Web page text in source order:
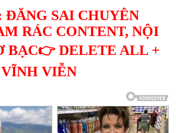
ĐĂNG SAI CHUYÊN
RÁC CONTENT, NỘI
BẠC👉 DELETE ALL +
VIỄN